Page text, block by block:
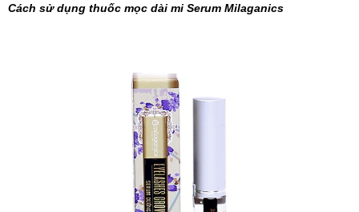
Cách sử dụng thuốc mọc dài mi Serum Milaganics